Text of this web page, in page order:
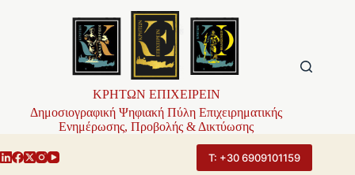
ΚΡΗΤΩΝ ΕΠΙΧΕΙΡΕΙΝ
Δημοσιογραφική Ψηφιακή Πύλη Επιχειρηματικής
Ενημέρωσης, Προβολής & Δικτύωσης
Τ: +30 6909101159